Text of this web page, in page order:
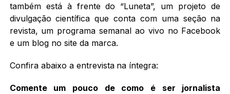
também está à frente do “Luneta”, um projeto de
divulgação científica que conta com uma seção na
revista, um programa semanal ao vivo no Facebook
e um blog no site da marca.
Confira abaixo a entrevista na íntegra:
Comente um pouco de como é ser jornalista